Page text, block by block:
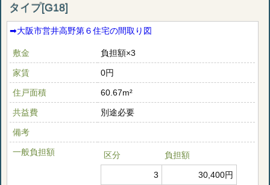
タイプ[G18]
➡︎大阪市営井高野第６住宅の間取り図
敷金 負担額×3
家賃 0円
住戸面積 60.67m²
共益費 別途必要
備考
一般負担額 区分 負担額
3 30,400円